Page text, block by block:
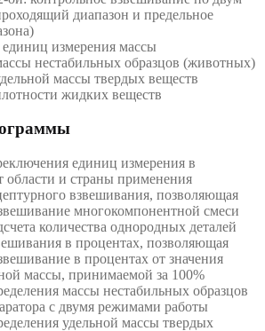
диапазон и предельное
измерения массы
нестабильных образцов (животных)
массы твердых веществ
жидких веществ
единиц измерения в
области и страны применения
взвешивания, позволяющая
многокомпонентной смеси
количества однородных деталей
в процентах, позволяющая
в процентах от значения
массы, принимаемой за 100%
массы нестабильных образцов
с двумя режимами работы
удельной массы твердых